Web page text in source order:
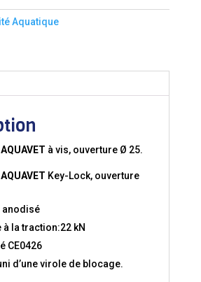
Aquatique
AQUAVET à vis, ouverture Ø 25.
AQUAVET Key-Lock, ouverture
anodisé
à la traction:22 kN
CE0426
d’une virole de blocage.